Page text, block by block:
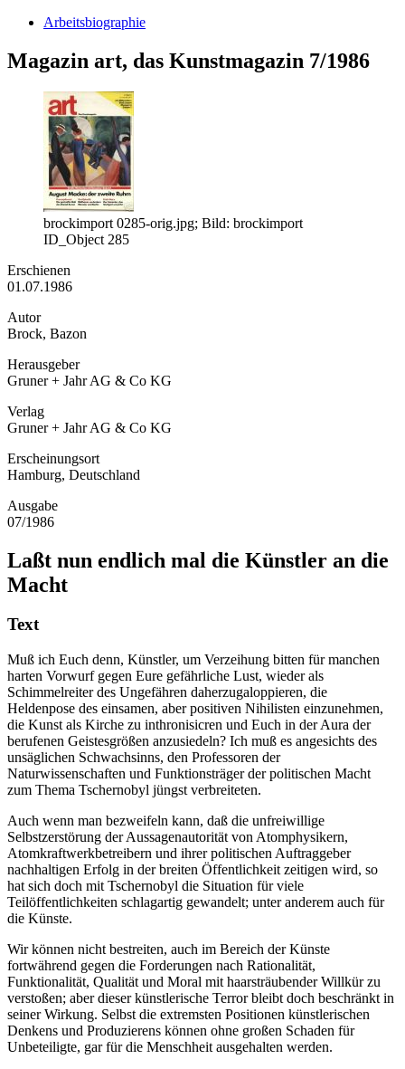
Arbeitsbiographie
Magazin art, das Kunstmagazin 7/1986
brockimport 0285-orig.jpg; Bild: brockimport
ID_Object 285
Erschienen
01.07.1986
Autor
Brock, Bazon
Herausgeber
Gruner + Jahr AG & Co KG
Verlag
Gruner + Jahr AG & Co KG
Erscheinungsort
Hamburg, Deutschland
Ausgabe
07/1986
Laßt nun endlich mal die Künstler an die
Macht
Text
Muß ich Euch denn, Künstler, um Verzeihung bitten für manchen
harten Vorwurf gegen Eure gefährliche Lust, wieder als
Schimmelreiter des Ungefähren daherzugaloppieren, die
Heldenpose des einsamen, aber positiven Nihilisten einzunehmen,
die Kunst als Kirche zu inthronisicren und Euch in der Aura der
berufenen Geistesgrößen anzusiedeln? Ich muß es angesichts des
unsäglichen Schwachsinns, den Professoren der
Naturwissenschaften und Funktionsträger der politischen Macht
zum Thema Tschernobyl jüngst verbreiteten.
Auch wenn man bezweifeln kann, daß die unfreiwillige
Selbstzerstörung der Aussagenautorität von Atomphysikern,
Atomkraftwerkbetreibern und ihrer politischen Auftraggeber
nachhaltigen Erfolg in der breiten Öffentlichkeit zeitigen wird, so
hat sich doch mit Tschernobyl die Situation für viele
Teilöffentlichkeiten schlagartig gewandelt; unter anderem auch für
die Künste.
Wir können nicht bestreiten, auch im Bereich der Künste
fortwährend gegen die Forderungen nach Rationalität,
Funktionalität, Qualität und Moral mit haarsträubender Willkür zu
verstoßen; aber dieser künstlerische Terror bleibt doch beschränkt in
seiner Wirkung. Selbst die extremsten Positionen künstlerischen
Denkens und Produzierens können ohne großen Schaden für
Unbeteiligte, gar für die Menschheit ausgehalten werden.